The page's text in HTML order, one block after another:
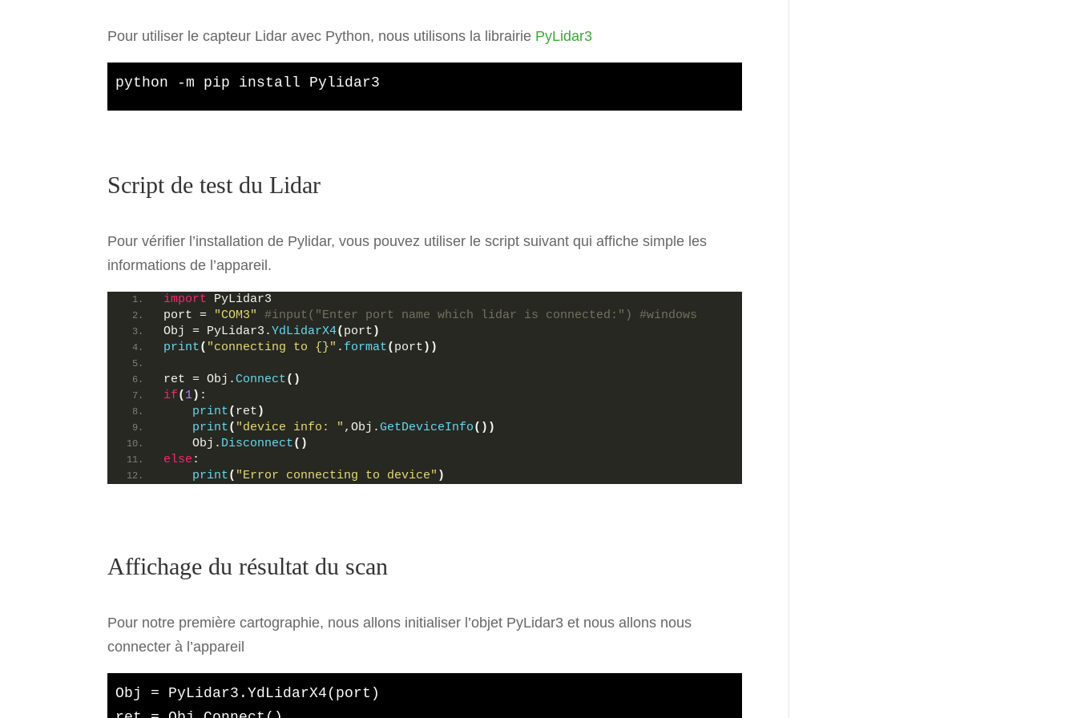
Pour utiliser le capteur Lidar avec Python, nous utilisons la librairie PyLidar3
python -m pip install Pylidar3
Script de test du Lidar
Pour vérifier l’installation de Pylidar, vous pouvez utiliser le script suivant qui affiche simple les
informations de l’appareil.
import PyLidar3
port = "COM3"
#input("Enter port name which lidar is connected:") #windows
Obj = PyLidar3.YdLidarX4( port )
print( "connecting to {}" . format( port ))
ret = Obj.Connect()
if( 1) :
print( ret )
print( "device info: " ,Obj.GetDeviceInfo())
    Obj.
Disconnect()
else :
print( "Error connecting to device" )
Affichage du résultat du scan
Pour notre première cartographie, nous allons initialiser l’objet PyLidar3 et nous allons nous
connecter à l’appareil
Obj = PyLidar3.YdLidarX4(port)